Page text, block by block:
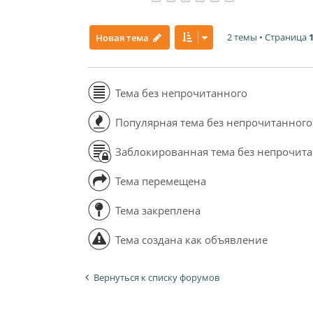
Новая тема 2 темы • Страница 1
Тема без непрочитанного
Популярная тема без непрочитанного
Заблокированная тема без
Тема перемещена
Тема закреплена
Тема создана как объявление
Вернуться к списку форумов